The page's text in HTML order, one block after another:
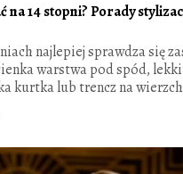
na 14 stopni? Porady
najlepiej sprawdza się
warstwa pod spód,
kurtka lub trencz na